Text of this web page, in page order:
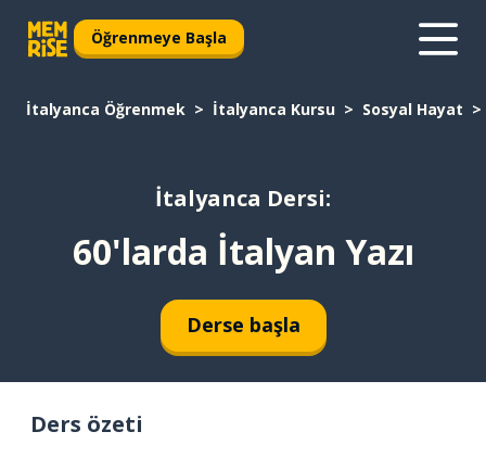
Öğrenmeye Başla
İtalyanca Öğrenmek İtalyanca Kursu Sosyal Hayat
İtalyanca Dersi:
60'larda İtalyan Yazı
Derse başla
Ders özeti